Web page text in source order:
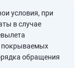
условия, при
в случае
покрываемых
обращения